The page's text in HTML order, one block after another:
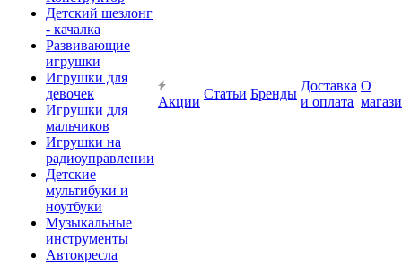
Детский шезлонг
- качалка
Развивающие
игрушки
Игрушки для
девочек
Игрушки для
мальчиков
Игрушки на
радиоуправлении
Детские
мультибуки и
ноутбуки
Музыкальные
инструменты
Автокресла
Акции
Статьи Бренды
Доставка
и оплата
О